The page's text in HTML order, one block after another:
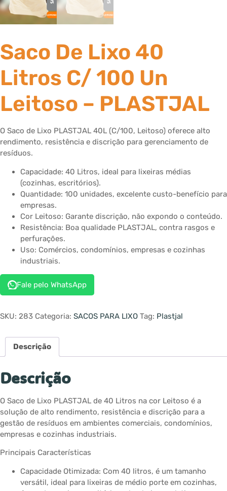
Saco De Lixo 40
Litros C/ 100 Un
Leitoso – PLASTJAL
O Saco de Lixo PLASTJAL 40L (C/100, Leitoso) oferece alto
rendimento, resistência e discrição para gerenciamento de
resíduos.
Capacidade: 40 Litros, ideal para lixeiras médias
(cozinhas, escritórios).
Quantidade: 100 unidades, excelente custo-benefício para
empresas.
Cor Leitoso: Garante discrição, não expondo o conteúdo.
Resistência: Boa qualidade PLASTJAL, contra rasgos e
perfurações.
Uso: Comércios, condomínios, empresas e cozinhas
industriais.
Fale pelo WhatsApp
SKU: 283 Categoria: SACOS PARA LIXO Tag: Plastjal
Descrição
Descrição
O Saco de Lixo PLASTJAL de 40 Litros na cor Leitoso é a
solução de alto rendimento, resistência e discrição para a
gestão de resíduos em ambientes comerciais, condomínios,
empresas e cozinhas industriais.
Principais Características
Capacidade Otimizada: Com 40 litros, é um tamanho
versátil, ideal para lixeiras de médio porte em cozinhas,